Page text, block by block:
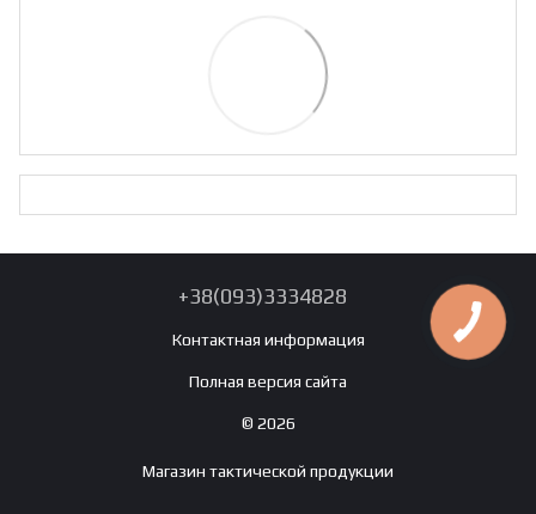
+38(093)3334828
Контактная информация
Полная версия сайта
© 2026
Магазин тактической продукции